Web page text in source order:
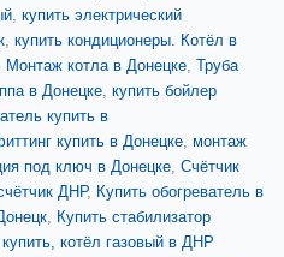
, купить электрический
, купить кондиционеры. Котёл в
Монтаж котла в Донецке, Труба
в Донецке, купить бойлер
купить в
купить в Донецке, монтаж
под ключ в Донецке, Счётчик
ДНР, Купить обогреватель в
, Купить стабилизатор
купить, котёл газовый в ДНР